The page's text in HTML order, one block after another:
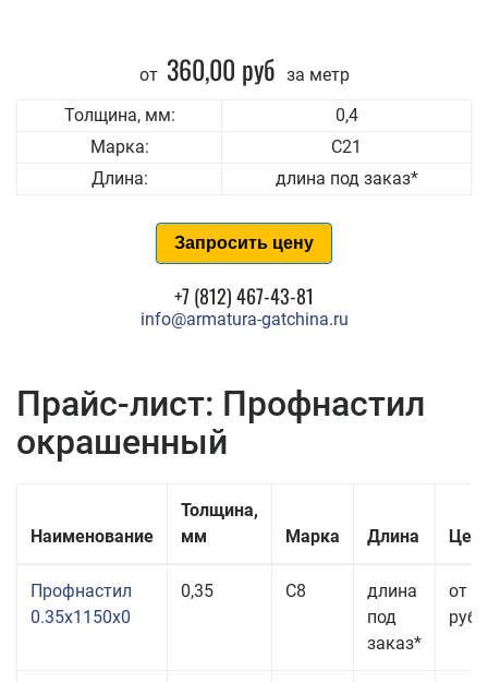
от 360,00 руб за метр
Толщина, мм:
0,4
Марка:
С21
Длина:
длина под заказ*
Запросить цену
+7 (812) 467-43-81
info@armatura-gatchina.ru
Прайс-лист: Профнастил
окрашенный
Наименование
Толщина,
мм
Марка Длина
Профнастил
0.35x1150x0
0,35 С8
длина
под
заказ*
от
руб.